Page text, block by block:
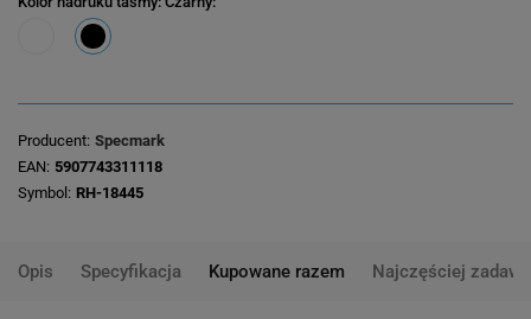
Producent Specmark
EAN 5907743311118
Symbol RH-18445
Opis Specyfikacja Kupowane razem Najczęściej